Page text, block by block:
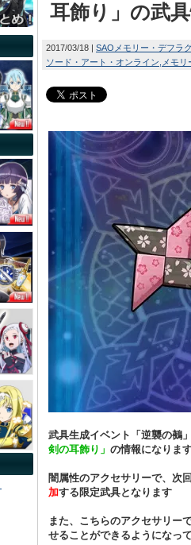
耳飾り」の武
2017/03/18 SAOメモリー・デフラ
ソード・アート・オンライン メモ
武具生成イベント「逆襲の鵺
剣の耳飾り」 の情報になります
闇属性のアクセサリーで、次
加する限定武具となります
また、こちらのアクセサリー
せることができるようになっ